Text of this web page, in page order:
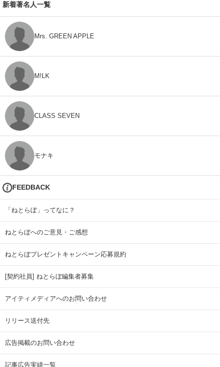
新着著名人一覧
Mrs. GREEN APPLE
M!LK
CLASS SEVEN
モナキ
FEEDBACK
「ねとらぼ」ってなに？
ねとらぼへのご意見・ご感想
ねとらぼプレゼントキャンペーン応募規約
[契約社員] ねとらぼ編集者募集
アイティメディアへのお問い合わせ
リリース送付先
広告掲載のお問い合わせ
記事広告実績一覧